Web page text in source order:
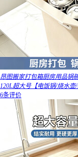
昂图搬家打包箱厨房用品锅
120L超大号【电饭锅/烧水壶/
6条评价